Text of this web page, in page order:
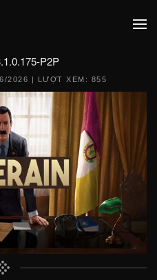
P2P
2026 | LƯỢT XEM: 855